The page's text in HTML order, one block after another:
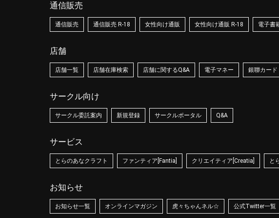
通信販売
通信販売 通信販売 R-18 女性向け通販 女性向け通販 R-18 電子書
店舗
店舗一覧 店舗在庫検索 店舗に関するQ&A 電子マネー 銀聯カード
サークル向け
サークル委託案内 新規登録 サークルポータル Q&A
サービス
とらのあなクラフト ファンティア[Fantia] クリエイティア[Creatia] と
お知らせ
お知らせ一覧 オンラインマガジン 虎々ちゃんネル☆ 公式Twitter一覧